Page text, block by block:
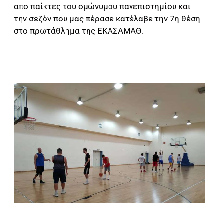
απο παίκτες του ομώνυμου πανεπιστημίου και
την σεζόν που μας πέρασε κατέλαβε την 7η θέση
στο πρωτάθλημα της ΕΚΑΣΑΜΑΘ.